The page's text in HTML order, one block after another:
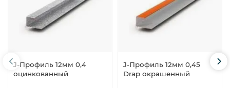
J-Профиль 12мм 0,4
оцинкованный
J-Профиль 12мм 0,45
Drap окрашенный